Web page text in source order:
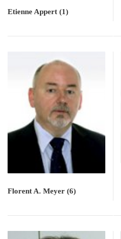
Etienne Appert (1)
Florent A. Meyer (6)